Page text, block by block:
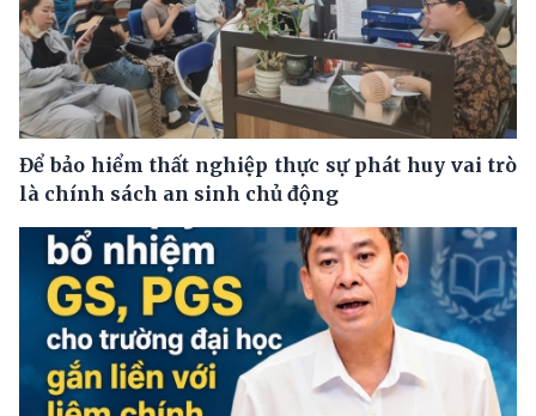
Để bảo hiểm thất nghiệp thực sự phát huy vai trò
là chính sách an sinh chủ động